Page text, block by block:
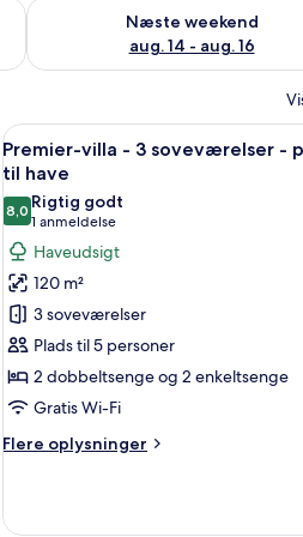
aug. 7 - aug. 9
Næste weekend
aug. 14 - aug. 16
Tjek tilgængelighed for næste
liggestole og et spiseområde.
Indlæs
alle
billeder
af
Premier-
villa
-
3
soveværelser
-
privat
pool
til
Et
14
Premier-villa - 3 soveværelser -
til have
8,08,0 ud af 10
Rigtig godt
1 anmeldelse
(1
anmeldelse)
Haveudsigt
120 m²
3 soveværelser
Plads til 5 personer
2 dobbeltsenge og 2 enkeltsenge
Gratis Wi-Fi
Flere oplysninger
Flere
villa